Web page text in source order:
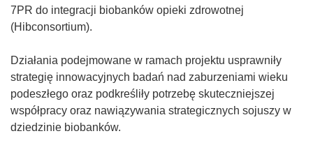
7PR do integracji biobanków opieki zdrowotnej
(Hibconsortium).
Działania podejmowane w ramach projektu usprawniły
strategię innowacyjnych badań nad zaburzeniami wieku
podeszłego oraz podkreśliły potrzebę skuteczniejszej
współpracy oraz nawiązywania strategicznych sojuszy w
dziedzinie biobanków.